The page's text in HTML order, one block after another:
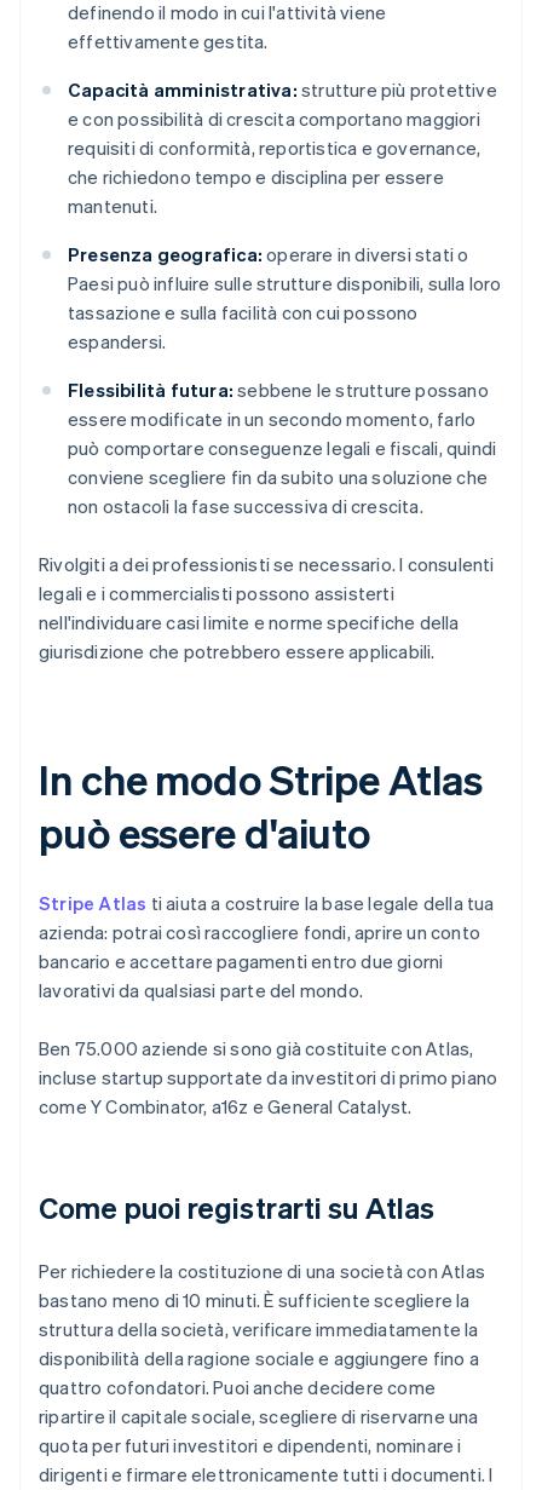
definendo il modo in cui l'attività viene
effettivamente gestita.
Capacità amministrativa: strutture più protettive
e con possibilità di crescita comportano maggiori
requisiti di conformità, reportistica e governance,
che richiedono tempo e disciplina per essere
mantenuti.
Presenza geografica: operare in diversi stati o
Paesi può influire sulle strutture disponibili, sulla loro
tassazione e sulla facilità con cui possono
espandersi.
Flessibilità futura: sebbene le strutture possano
essere modificate in un secondo momento, farlo
può comportare conseguenze legali e fiscali, quindi
conviene scegliere fin da subito una soluzione che
non ostacoli la fase successiva di crescita.
Rivolgiti a dei professionisti se necessario. I consulenti
legali e i commercialisti possono assisterti
nell'individuare casi limite e norme specifiche della
giurisdizione che potrebbero essere applicabili.
In che modo Stripe Atlas
può essere d'aiuto
Stripe Atlas ti aiuta a costruire la base legale della tua
azienda: potrai così raccogliere fondi, aprire un conto
bancario e accettare pagamenti entro due giorni
lavorativi da qualsiasi parte del mondo.
Ben 75.000 aziende si sono già costituite con Atlas,
incluse startup supportate da investitori di primo piano
come Y Combinator, a16z e General Catalyst.
Come puoi registrarti su Atlas
Per richiedere la costituzione di una società con Atlas
bastano meno di 10 minuti. È sufficiente scegliere la
struttura della società, verificare immediatamente la
disponibilità della ragione sociale e aggiungere fino a
quattro cofondatori. Puoi anche decidere come
ripartire il capitale sociale, scegliere di riservarne una
quota per futuri investitori e dipendenti, nominare i
dirigenti e firmare elettronicamente tutti i documenti. I